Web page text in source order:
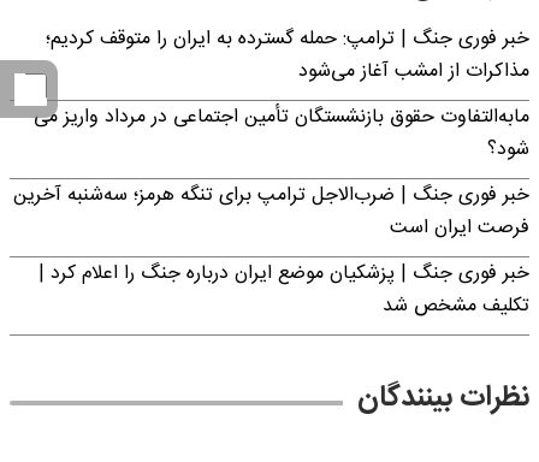
خبر فوری جنگ | ترامپ: حمله گسترده به ایران را متوقف کردیم؛
مذاکرات از امشب آغاز می‌شود
مابه‌التفاوت حقوق بازنشستگان تأمین اجتماعی در مرداد واریز می
شود؟
خبر فوری جنگ | ضرب‌الاجل ترامپ برای تنگه هرمز؛ سه‌شنبه آخرین
فرصت ایران است
خبر فوری جنگ | پزشکیان موضع ایران درباره جنگ را اعلام کرد |
تکلیف مشخص شد
نظرات بینندگان